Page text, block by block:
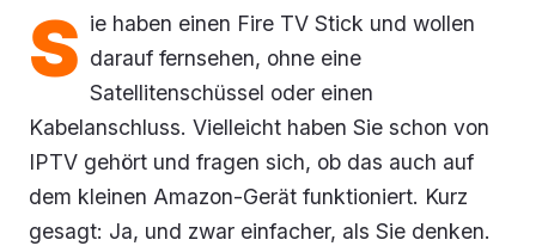
S ie haben einen Fire TV Stick und wollen
darauf fernsehen, ohne eine
Satellitenschüssel oder einen
Kabelanschluss. Vielleicht haben Sie schon von
IPTV gehört und fragen sich, ob das auch auf
dem kleinen Amazon-Gerät funktioniert. Kurz
gesagt: Ja, und zwar einfacher, als Sie denken.